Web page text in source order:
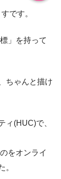
です。
」を持って
ちゃんと描け
ィ(HUC)で、
をオンライ
。